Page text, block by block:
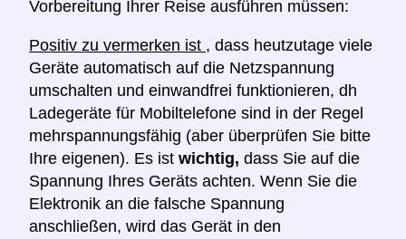
Vorbereitung Ihrer Reise ausführen müssen:
Positiv zu vermerken ist , dass heutzutage viele
Geräte automatisch auf die Netzspannung
umschalten und einwandfrei funktionieren, dh
Ladegeräte für Mobiltelefone sind in der Regel
mehrspannungsfähig (aber überprüfen Sie bitte
Ihre eigenen). Es ist wichtig, dass Sie auf die
Spannung Ihres Geräts achten. Wenn Sie die
Elektronik an die falsche Spannung
anschließen, wird das Gerät in den